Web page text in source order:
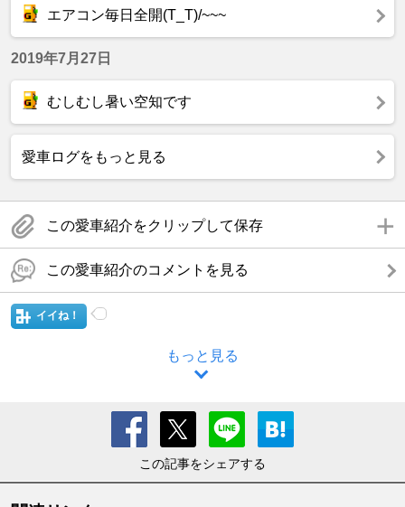
エアコン毎日全開(T_T)/~~~
2019年7月27日
むしむし暑い空知です
愛車ログをもっと見る
この愛車紹介をクリップして保存
この愛車紹介のコメントを見る
イイね！
もっと見る
この記事をシェアする